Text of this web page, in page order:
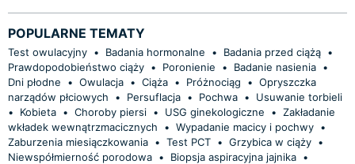
POPULARNE TEMATY
Test owulacyjny • Badania hormonalne • Badania przed ciążą •
Prawdopodobieństwo ciąży • Poronienie • Badanie nasienia •
Dni płodne
• Owulacja • Ciąża • Próżnociąg • Opryszczka
narządów płciowych
• Persuflacja • Pochwa •
Usuwanie torbieli
•
Kobieta • Choroby piersi • USG ginekologiczne • Zakładanie
wkładek wewnątrzmacicznych
• Wypadanie macicy i pochwy •
Zaburzenia miesiączkowania • Test PCT • Grzybica w ciąży •
Niewspółmierność porodowa • Biopsja aspiracyjna jajnika •